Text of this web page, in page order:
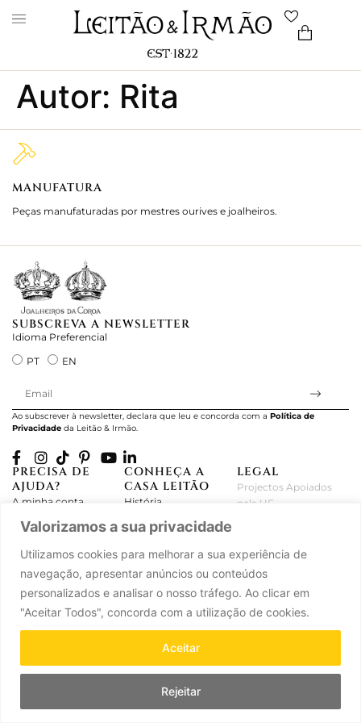
Valorizamos a sua privacidade
Utilizamos cookies para melhorar a sua experiência de
navegação, apresentar anúncios ou conteúdos
personalizados e analisar o nosso tráfego. Ao clicar em
"Aceitar Todos", concorda com a utilização de cookies.
Rejeitar
Aceitar
Autor: Rita
MANUFATURA
Peças manufaturadas por mestres ourives e joalheiros.
SUBSCREVA A NEWSLETTER
Idioma Preferencial
PT
EN
Ao subscrever à newsletter, declara que leu e concorda com a Política de
Privacidade da Leitão & Irmão.
PRECISA DE
AJUDA?
A minha conta
Cuidado com as Peças
Perguntas Frequentes
Contacte-nos
Carreiras
CONHEÇA A
CASA LEITÃO
História
Atelier
Journal
LEGAL
Projectos Apoiados
pela UE
Livro de Reclamações
Leitão & Irmão, 2026. Todos os direitos reservados.